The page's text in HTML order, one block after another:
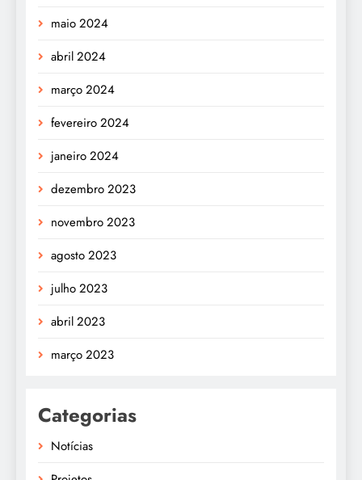
maio 2024
abril 2024
março 2024
fevereiro 2024
janeiro 2024
dezembro 2023
novembro 2023
agosto 2023
julho 2023
abril 2023
março 2023
Categorias
Notícias